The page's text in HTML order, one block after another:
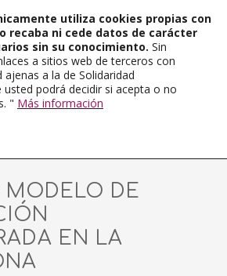
MODELO DE
EN LA
utiliza cookies propias con
recaba ni cede datos de carácter
sin su conocimiento. Sin
a sitios web de terceros con
a la de Solidaridad
usted podrá decidir si acepta o no
" Más información